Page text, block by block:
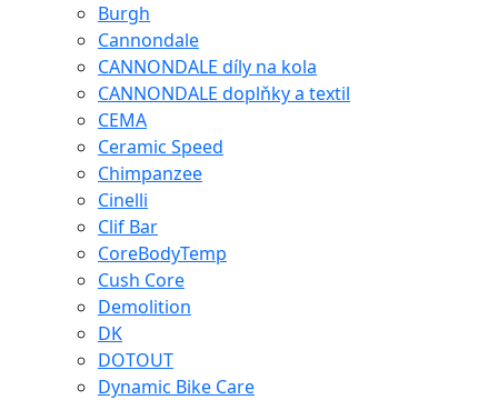
Burgh
Cannondale
CANNONDALE díly na kola
CANNONDALE doplňky a textil
CEMA
Ceramic Speed
Chimpanzee
Cinelli
Clif Bar
CoreBodyTemp
Cush Core
Demolition
DK
DOTOUT
Dynamic Bike Care